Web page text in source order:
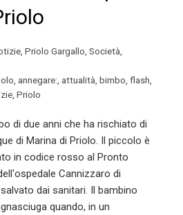
, Priolo Gargallo, Società,
, annegare:, attualità, bimbo, flash,
, Priolo
di due anni che ha rischiato di
di Marina di Priolo. Il piccolo è
in codice rosso al Pronto
Cannizzaro di
dai sanitari. Il bambino
quando, in un